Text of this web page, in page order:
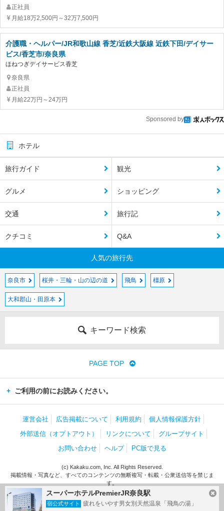
正社員
月給18万2,500円～32万7,500円
介護職・ヘルパー/JR和歌山線 香芝/近鉄大阪線 近鉄下田/デイサー
ビス/香芝市/奈良県
ほねつぎデイサービス香芝
奈良県
正社員
月給22万円～24万円
Sponsored by
スーパーホテルPremierJR奈良駅
宿公式サイト 疲れをいやす男女別天然温泉「飛鳥の湯」
ホテル
旅行ガイド 観光
グルメ ショッピング
交通 旅行記
クチコミ Q&A
人気の旅行先
奈良市 桜井・三輪・山の辺の道 飛鳥 橿原
大和郡山・田原本
キーワード検索
PAGE TOP
ご利用の前にお読みください。
運営会社 広告掲載について 利用規約
個人情報保護方針
外部送信（オプトアウト）
リンクについて
グループサイト
お問い合わせ
ヘルプ PC版で見る
(c) Kakaku.com, Inc. All Rights Reserved.
掲載情報・写真など、すべてのコンテンツの無断複写・転載・公衆送信等を禁じま
す。